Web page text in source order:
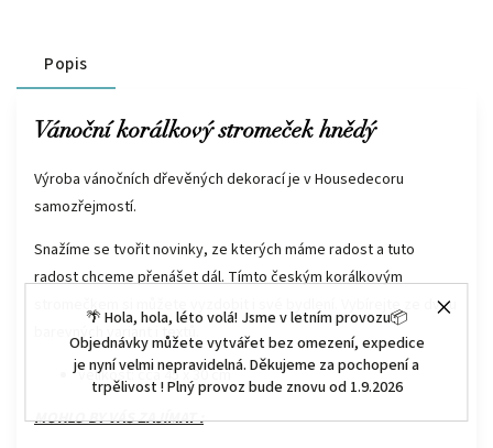
🌴 Hola, hola, léto volá! Jsme v letním provozu📦
Objednávky můžete vytvářet bez omezení, expedice
je nyní velmi nepravidelná. Děkujeme za pochopení a
trpělivost ! Plný provoz bude znovu od 1.9.2026
Popis
Vánoční korálkový stromeček hnědý
Výroba vánočních dřevěných dekorací je v Housedecoru
samozřejmostí.
Snažíme se tvořit novinky, ze kterých máme radost a tuto
radost chceme přenášet dál. Tímto českým korálkovým
stromečkem si můžete vyzdobit i své bydlení. Vybírejte ze dvou
barevných variant i textů.
velikost: cca 45 x 30 cm
MOHLO BY VÁS ZAJÍMAT :